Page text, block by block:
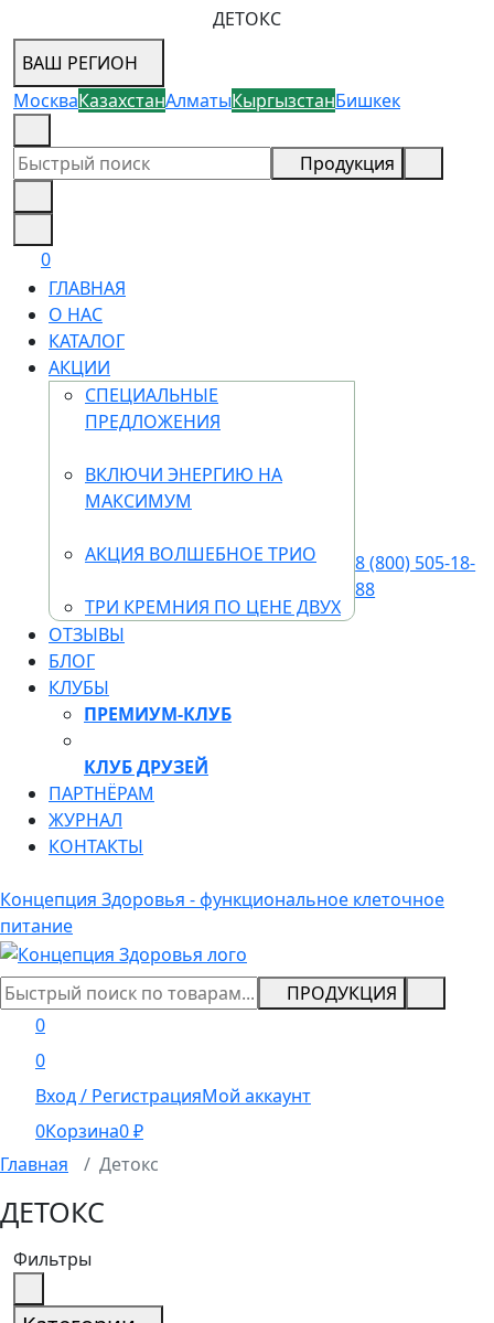
ДЕТОКС
ВАШ РЕГИОН
МоскваКазахстанАлматыКыргызстанБишкек
Продукция
0
ГЛАВНАЯ
О НАС
КАТАЛОГ
АКЦИИ
СПЕЦИАЛЬНЫЕ
ПРЕДЛОЖЕНИЯ
ВКЛЮЧИ ЭНЕРГИЮ НА
МАКСИМУМ
АКЦИЯ ВОЛШЕБНОЕ ТРИО
ТРИ КРЕМНИЯ ПО ЦЕНЕ ДВУХ
ОТЗЫВЫ
БЛОГ
КЛУБЫ
ПРЕМИУМ-КЛУБ
КЛУБ ДРУЗЕЙ
ПАРТНЁРАМ
ЖУРНАЛ
КОНТАКТЫ
8 (800) 505-18-
88
Концепция Здоровья - функциональное клеточное
питание
ПРОДУКЦИЯ
0
0
Вход / РегистрацияМой аккаунт
0Корзина0₽
Главная
Детокс
ДЕТОКС
Фильтры